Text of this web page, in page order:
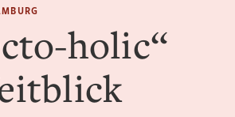
holic“